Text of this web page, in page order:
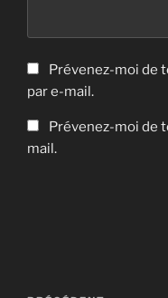
Prévenez-moi de
par e-mail.
Prévenez-moi de
mail.
Navigation